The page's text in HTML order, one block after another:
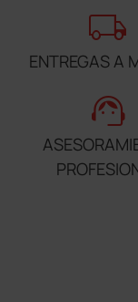
local_shipping
ENTREGAS A
support_agent